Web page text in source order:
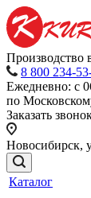
Производство
8 800 234-
Ежедневно: с
по
Заказать
Новосибирск,
Каталог